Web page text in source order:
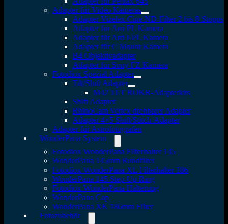
Adapter für Video Kameras
Adapter Vizelex Cine ND-Filter 2 bis 8 Stopps
Adapter für Arri PL Kamera
Adapter für Arri LPL Kamera
Adapter für C Mount Kamera
B4 Objektivadapter
Adapter für Sony FZ Kamera
Fotodiox Spezial Adapter
Tilt/Shift Adapter
M42 TLT ROKR-Adapterkits
Shift Adapter
RhinoCam Vertex drehbarer Adapter
Adapter 4×5 Shift/Stitch-Adapter
Adapter für Astrofotografen
WonderPana System
Fotodiox WonderPana Filterhalter 145
WonderPana 145mm Rundfilter
Fotodiox WonderPana XL Filterhalter 186
WonderPana 145 Step-Up Ring
Fotodiox WonderPana Halterung
WonderPana Cap
WonderPana XK 186mm Filter
Fotozubehör